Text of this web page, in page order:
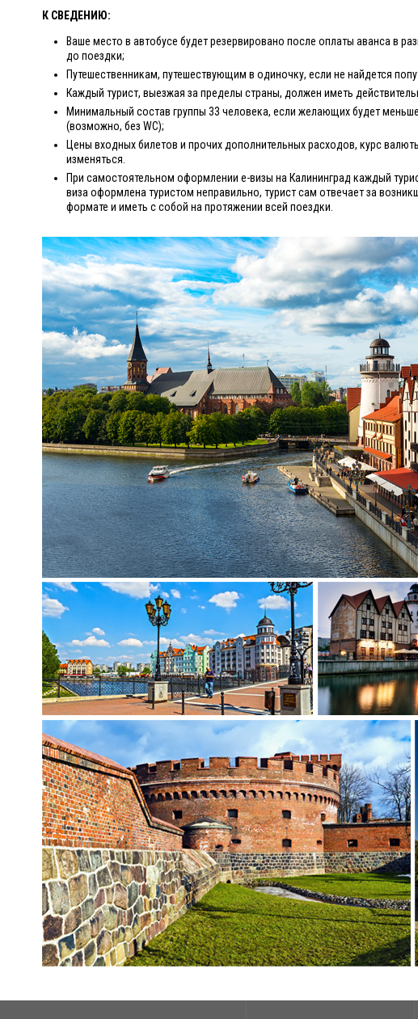
К СВЕДЕНИЮ:
Ваше место в автобусе будет резервировано после оплаты аванса в
до поездки;
Путешественникам, путешествующим в одиночку, если не найдется
Каждый турист, выезжая за пределы страны, должен иметь
Минимальный состав группы 33 человека, если желающих будет
(возможно, без WC);
Цены входных билетов и прочих дополнительных расходов, курс
изменяться.
При самостоятельном оформлении е-визы на Калининград каждый
виза оформлена туристом неправильно, турист сам отвечает за
формате и иметь с собой на протяжении всей поездки.